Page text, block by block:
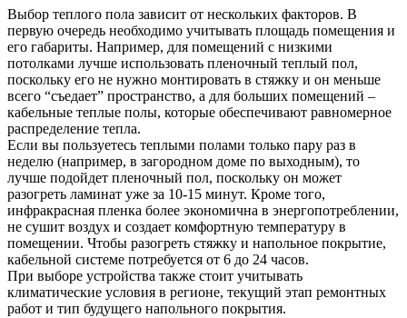
Выбор теплого пола зависит от нескольких факторов. В
первую очередь необходимо учитывать площадь помещения и
его габариты. Например, для помещений с низкими
потолками лучше использовать пленочный теплый пол,
поскольку его не нужно монтировать в стяжку и он меньше
всего “съедает” пространство, а для больших помещений –
кабельные теплые полы, которые обеспечивают равномерное
распределение тепла.
Если вы пользуетесь теплыми полами только пару раз в
неделю (например, в загородном доме по выходным), то
лучше подойдет пленочный пол, поскольку он может
разогреть ламинат уже за 10-15 минут. Кроме того,
инфракрасная пленка более экономична в энергопотреблении,
не сушит воздух и создает комфортную температуру в
помещении. Чтобы разогреть стяжку и напольное покрытие,
кабельной системе потребуется от 6 до 24 часов.
При выборе устройства также стоит учитывать
климатические условия в регионе, текущий этап ремонтных
работ и тип будущего напольного покрытия.